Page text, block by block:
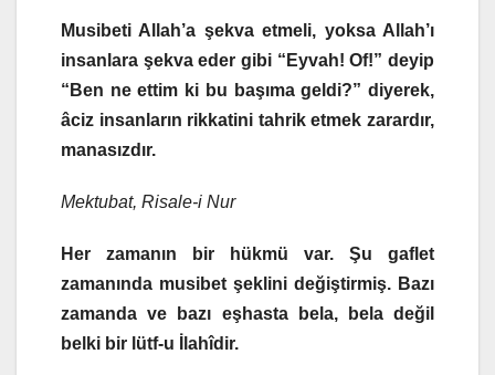
Musibeti Allah’a şekva etmeli, yoksa Allah’ı
insanlara şekva eder gibi “Eyvah! Of!” deyip
“Ben ne ettim ki bu başıma geldi?” diyerek,
âciz insanların rikkatini tahrik etmek zarardır,
manasızdır.
Mektubat, Risale-i Nur
Her zamanın bir hükmü var. Şu gaflet
zamanında musibet şeklini değiştirmiş. Bazı
zamanda ve bazı eşhasta bela, bela değil
belki bir lütf-u İlahîdir.